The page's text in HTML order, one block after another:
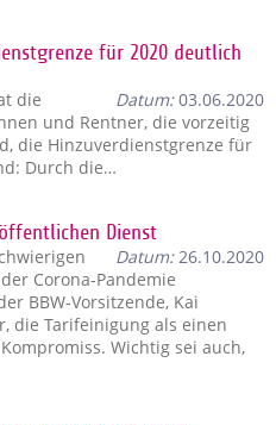
für 2020 deutlich
Datum:03.06.2020
die
und Rentner, die vorzeitig
die Hinzuverdienstgrenze für
Durch die…
Dienst
Datum:26.10.2020
Corona-Pandemie
BBW-Vorsitzende, Kai
die Tarifeinigung als einen
Wichtig sei auch,